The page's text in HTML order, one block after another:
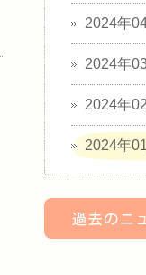
2024年
2024年
2024年
2024年